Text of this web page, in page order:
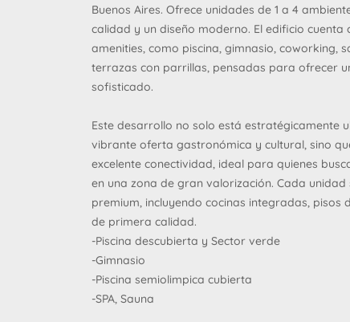
Buenos Aires. Ofrece unidades de 1 a 4
calidad y un diseño moderno. El edificio cuenta
amenities, como piscina, gimnasio, coworking,
terrazas con parrillas, pensadas para ofrecer
sofisticado.
Este desarrollo no solo está estratégicamente
vibrante oferta gastronómica y cultural, sino
excelente conectividad, ideal para quienes
en una zona de gran valorización. Cada
premium, incluyendo cocinas integradas,
de primera calidad.
-Piscina descubierta y Sector verde
-Gimnasio
-Piscina semiolimpica cubierta
-SPA, Sauna